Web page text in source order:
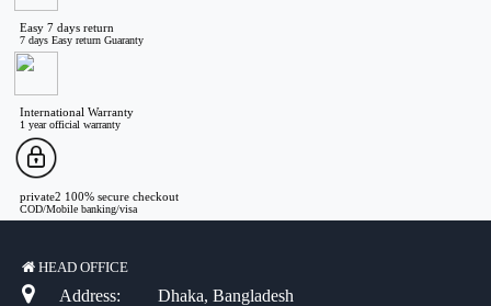
Easy 7 days return
7 days Easy return Guaranty
International Warranty
1 year official warranty
private2 100% secure checkout
COD/Mobile banking/visa
HEAD OFFICE
Address:
Dhaka, Bangladesh